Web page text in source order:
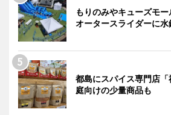
もりのみやキューズモ
オータースライダーに水
都島にスパイス専門店
庭向けの少量商品も